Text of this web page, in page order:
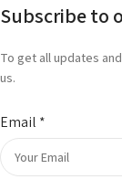
Subscribe to
To get all updates
us.
Email *